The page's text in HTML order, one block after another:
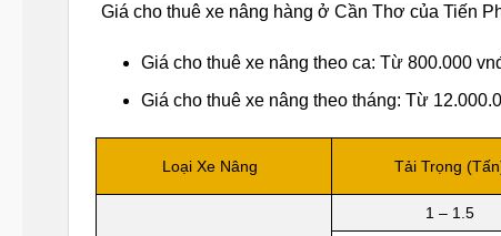
Giá cho thuê xe nâng hàng ở Cần Thơ của Tiến
Giá cho thuê xe nâng theo ca: Từ 800.000
Giá cho thuê xe nâng theo tháng: Từ
Loại Xe Nâng Tải Trọng
1 – 1.5